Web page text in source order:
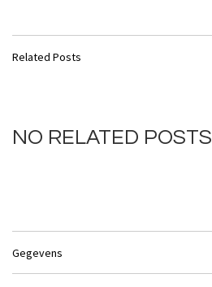
Related Posts
NO RELATED POSTS
Gegevens